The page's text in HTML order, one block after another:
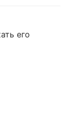
«ночная
и
и зажимы.
его